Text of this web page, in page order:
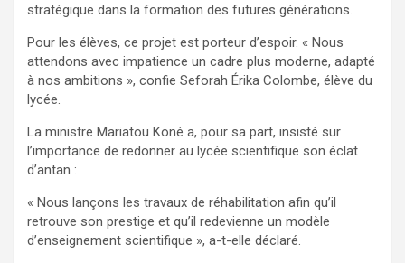
stratégique dans la formation des futures générations.
Pour les élèves, ce projet est porteur d’espoir. « Nous
attendons avec impatience un cadre plus moderne, adapté
à nos ambitions », confie Seforah Érika Colombe, élève du
lycée.
La ministre Mariatou Koné a, pour sa part, insisté sur
l’importance de redonner au lycée scientifique son éclat
d’antan :
« Nous lançons les travaux de réhabilitation afin qu’il
retrouve son prestige et qu’il redevienne un modèle
d’enseignement scientifique », a-t-elle déclaré.